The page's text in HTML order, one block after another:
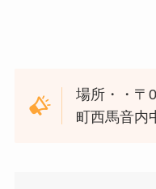
場所・・〒
町西馬音内